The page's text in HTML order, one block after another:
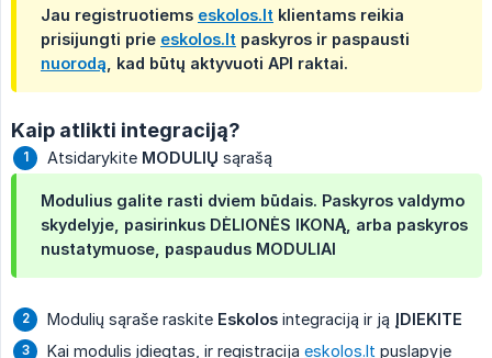
Jau registruotiems eskolos.lt klientams reikia
prisijungti prie eskolos.lt paskyros ir paspausti
nuorodą , kad būtų aktyvuoti API raktai.
Kaip atlikti integraciją?
Atsidarykite MODULIŲ sąrašą
Modulius galite rasti dviem būdais. Paskyros valdymo
skydelyje, pasirinkus DĖLIONĖS IKONĄ , arba paskyros
nustatymuose, paspaudus MODULIAI
Modulių sąraše raskite Eskolos integraciją ir ją ĮDIEKITE
Kai modulis įdiegtas, ir registracija eskolos.lt puslapyje